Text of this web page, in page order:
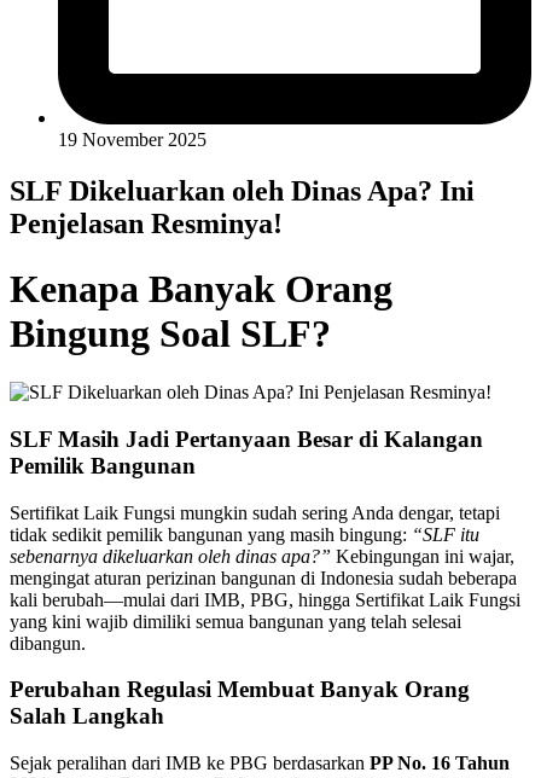
19 November 2025
SLF Dikeluarkan oleh Dinas Apa? Ini
Penjelasan Resminya!
Kenapa Banyak Orang
Bingung Soal SLF?
SLF Masih Jadi Pertanyaan Besar di Kalangan
Pemilik Bangunan
Sertifikat Laik Fungsi mungkin sudah sering Anda dengar, tetapi
tidak sedikit pemilik bangunan yang masih bingung: “SLF itu
sebenarnya dikeluarkan oleh dinas apa?” Kebingungan ini wajar,
mengingat aturan perizinan bangunan di Indonesia sudah beberapa
kali berubah—mulai dari IMB, PBG, hingga Sertifikat Laik Fungsi
yang kini wajib dimiliki semua bangunan yang telah selesai
dibangun.
Perubahan Regulasi Membuat Banyak Orang
Salah Langkah
Sejak peralihan dari IMB ke PBG berdasarkan PP No. 16 Tahun